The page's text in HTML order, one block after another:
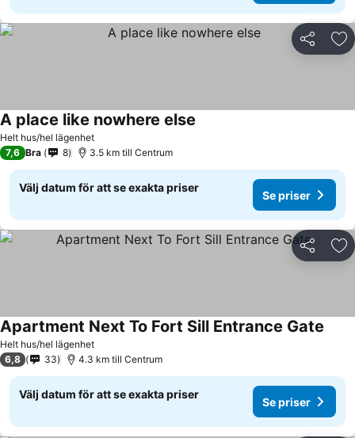
Dela
Helt hus/hel lägenhet
A place like nowhere else
7,6 Bra 8 3.5 km till Centrum
Välj datum för att se exakta priser
Se priser
Dela
Helt hus/hel lägenhet
Apartment Next To Fort Sill Entrance Gate
6,8 33 4.3 km till Centrum
Välj datum för att se exakta priser
Se priser